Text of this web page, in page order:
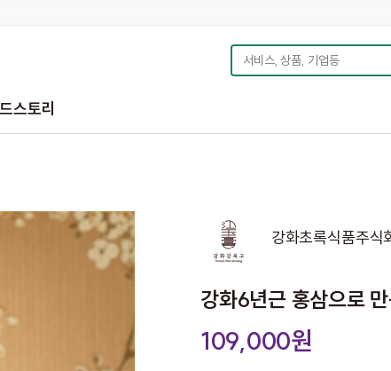
스토리
강화초록식품주식
강화6년근 홍삼으로
109,000원